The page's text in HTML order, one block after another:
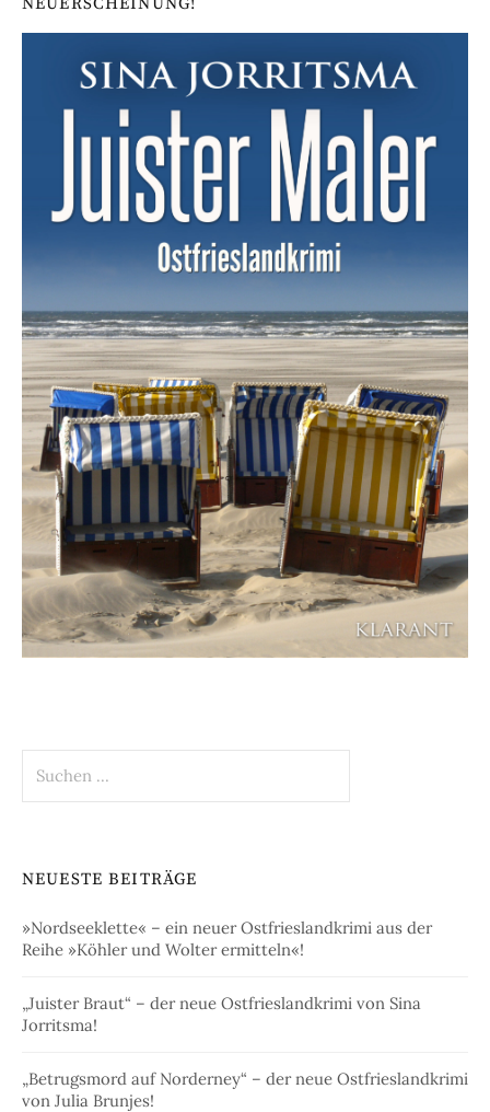
nach:
NEUESTE BEITRÄGE
»Nordseeklette« – ein neuer Ostfrieslandkrimi aus der
Reihe »Köhler und Wolter ermitteln«!
„Juister Braut“ – der neue Ostfrieslandkrimi von Sina
Jorritsma!
„Betrugsmord auf Norderney“ – der neue Ostfrieslandkrimi
von Julia Brunjes!